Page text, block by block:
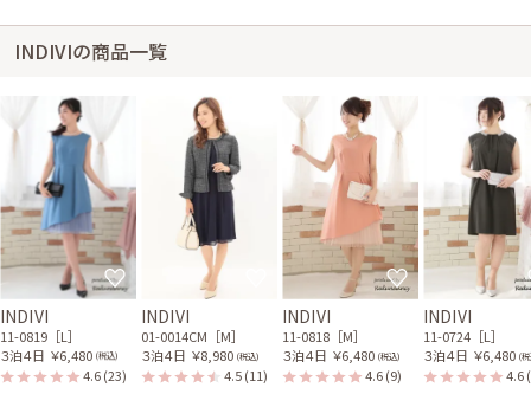
INDIVIの商品一覧
INDIVI
11-0819［L］
３泊４日 ￥6,480 (税込)
4.6(23)
INDIVI
01-0014CM［M］
３泊４日 ￥8,980 (税込)
4.5(11)
INDIVI
11-0818［M］
３泊４日 ￥6,480 (税込)
4.6(9)
INDIVI
11-0724［L］
３泊４日 ￥6,480 (
4.6